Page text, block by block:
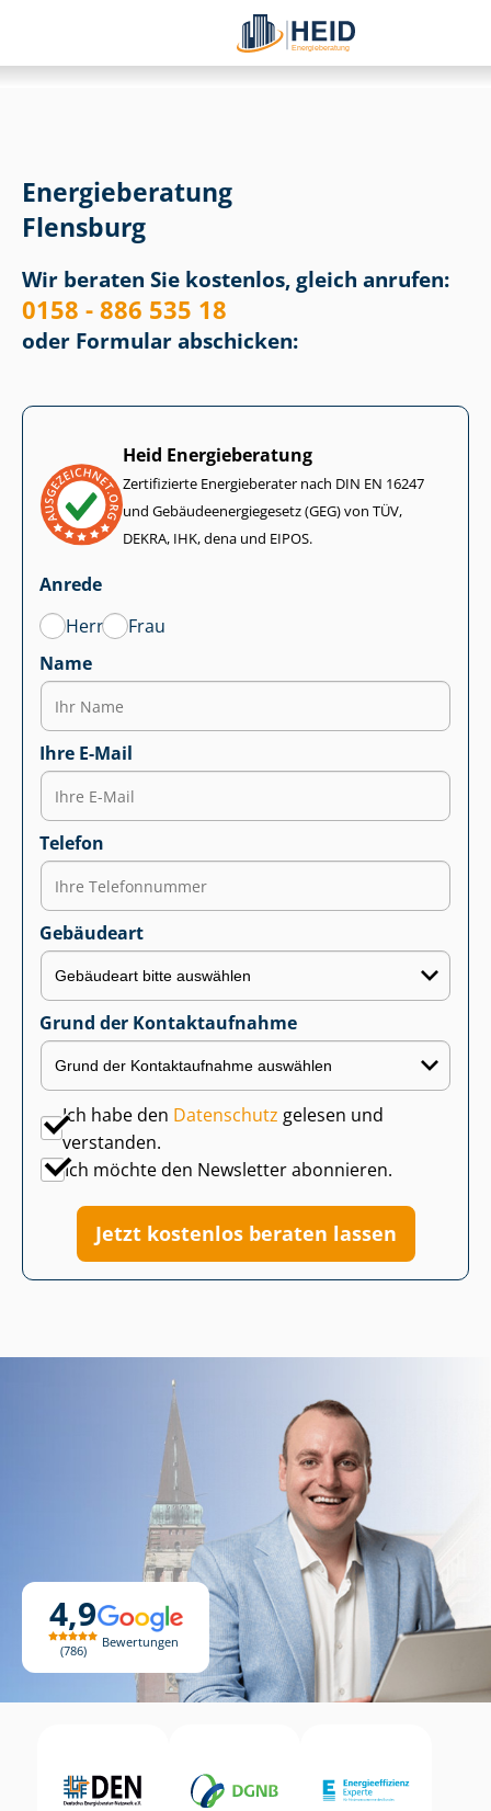
4,9
786
Bewertungen
Energieberatung
Flensburg
Wir beraten Sie kostenlos, gleich anrufen:
0158 - 886 535 18
oder Formular abschicken:
Heid Energieberatung
Zertifizierte Energieberater nach DIN EN 16247
und Ge­bäu­de­en­er­gie­ge­setz (GEG) von TÜV,
DEKRA, IHK, dena und EIPOS.
Anrede
Herr
Frau
Name
Ihre E-Mail
Telefon
Gebäudeart
Grund der Kontaktaufnahme
Ich habe den Datenschutz gelesen und
verstanden.
Ich möchte den Newsletter abonnieren.
Jetzt kostenlos beraten lassen